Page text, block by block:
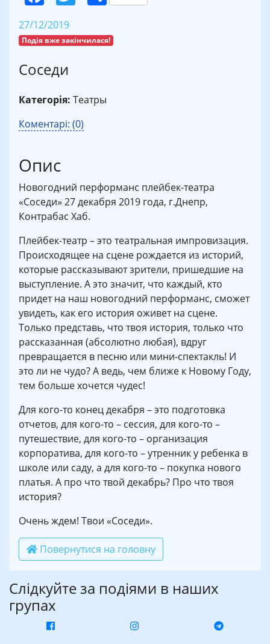
27/12/2019
Подія вже закінчилася!
Соседи
Категорія: Театры
Коментарі: (0)
Опис
Новогодний перформанс плейбек-театра
«Соседи» 27 декабря 2019 года, г.Днепр,
Контрабас Хаб.
Плейбек-театр – это театральная импровизация.
Происходящее на сцене рождается из историй,
которые рассказывают зрители, пришедшие на
выступление. А это значит, что каждый, кто
придет на наш новогодний перформанс, сможет
увидеть, как его история оживет на сцене.
Только представь, что твоя история, только что
рассказанная (абсолютно любая), вдруг
превращается в песню или мини-спектакль! И
это ли не чудо? А ведь, чем ближе к Новому Году,
тем больше хочется чудес!
Для кого-то конец декабря – это подготовка
отчетов, для кого-то – сессия, для кого-то –
путешествие, для кого-то – организация
корпоратива, для кого-то – утренник у ребенка в
школе или саду, а для кого-то – покупка нового
платья. А про что твой декабрь? Про что твоя
история?
Очень ждем! Твои «Соседи».
Повернутися на головну
Слідкуйте за подіями в наших
групах